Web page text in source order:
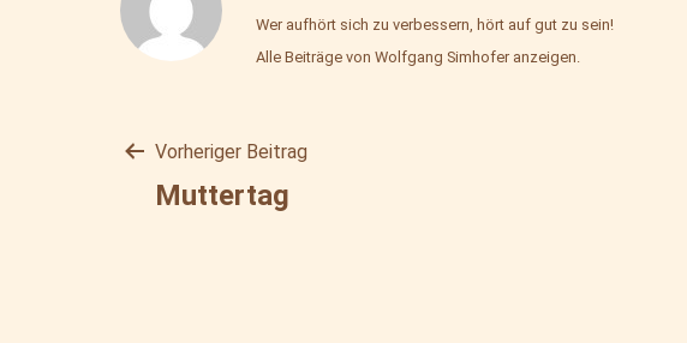
Wer aufhört sich zu verbessern, hört auf gut zu sein!
Alle Beiträge von Wolfgang Simhofer anzeigen.
Beitragsnavigation
Vorheriger Beitrag
Muttertag